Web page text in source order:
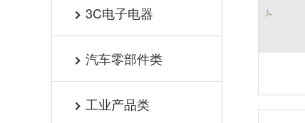
 3C电子电器
 汽车零部件类
 工业产品类